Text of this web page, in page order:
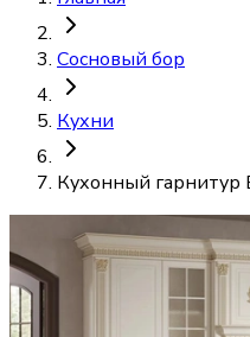
Сосновый бор
Кухни
Кухонный гарнитур